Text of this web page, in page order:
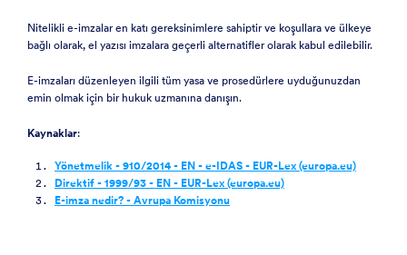
Nitelikli e-imzalar en katı gereksinimlere sahiptir ve koşullara ve ülkeye
bağlı olarak, el yazısı imzalara geçerli alternatifler olarak kabul edilebilir.
E-imzaları düzenleyen ilgili tüm yasa ve prosedürlere uyduğunuzdan
emin olmak için bir hukuk uzmanına danışın.
Kaynaklar:
Yönetmelik - 910/2014 - EN - e-IDAS - EUR-Lex (europa.eu)
Direktif - 1999/93 - EN - EUR-Lex (europa.eu)
E-imza nedir? - Avrupa Komisyonu